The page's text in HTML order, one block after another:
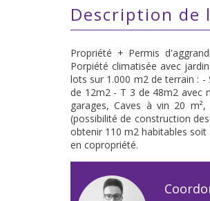
description
Propriété + Permis
Porpiété climatisée avec
lots sur 1.000 m2 de terrain :
de 12m2 - T 3 de 48m2 avec
garages, Caves à vin 20
(possibilité de construction
obtenir 110 m2 habitables
en copropriété.